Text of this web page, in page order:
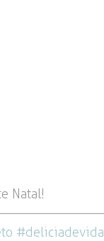
Natal!
#deliciadevida